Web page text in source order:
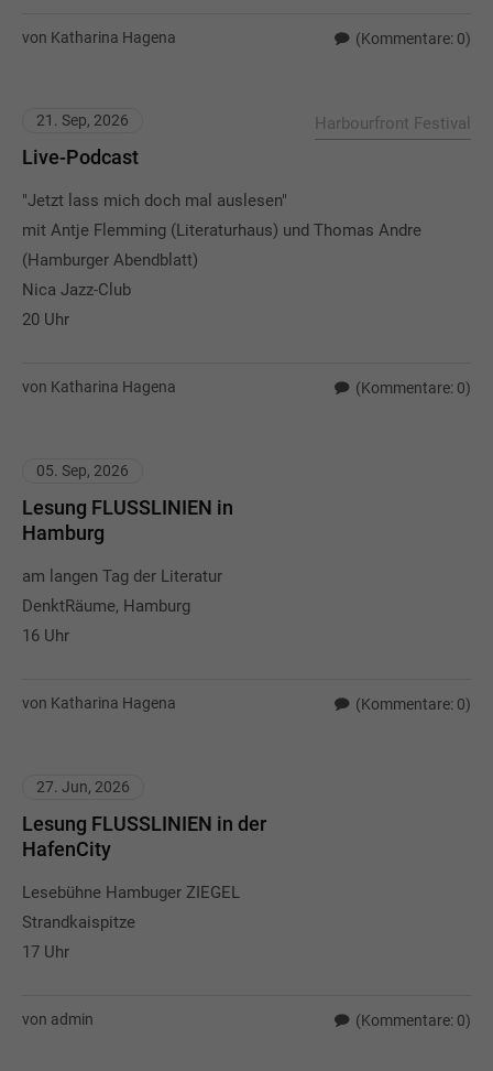
von Katharina Hagena (Kommentare: 0)
21. Sep, 2026 Harbourfront Festival
Live-Podcast
"Jetzt lass mich doch mal auslesen"
mit Antje Flemming (Literaturhaus) und Thomas Andre
(Hamburger Abendblatt)
Nica Jazz-Club
20 Uhr
von Katharina Hagena (Kommentare: 0)
05. Sep, 2026
Lesung FLUSSLINIEN in
Hamburg
am langen Tag der Literatur
DenktRäume, Hamburg
16 Uhr
von Katharina Hagena (Kommentare: 0)
27. Jun, 2026
Lesung FLUSSLINIEN in der
HafenCity
Lesebühne Hambuger ZIEGEL
Strandkaispitze
17 Uhr
von admin (Kommentare: 0)